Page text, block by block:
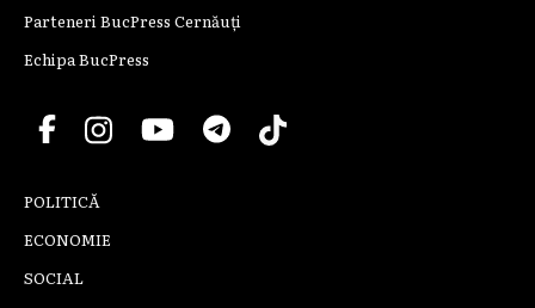
Parteneri BucPress Cernăuți
Echipa BucPress
POLITICĂ
ECONOMIE
SOCIAL